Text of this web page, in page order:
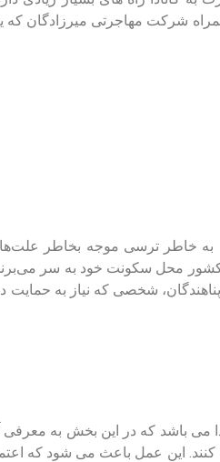
شرکت مهاجرتی میرزادگان
به خاطر ترسی موجه بخاطر
محل سکونت خود به سر
شخصی که نیاز به
می باشد که در این بخش به معرفی
کنند. این عمل باعث می شود که